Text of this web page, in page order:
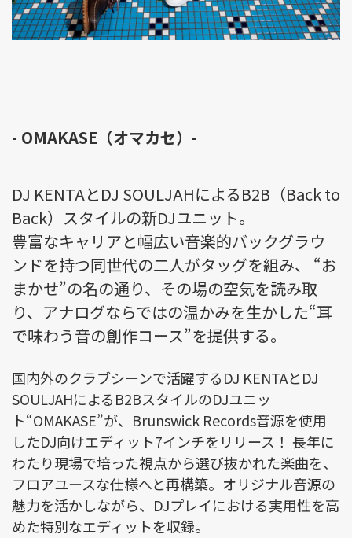
- OMAKASE（オマカセ）-
DJ KENTAとDJ SOULJAHによるB2B（Back to
Back）スタイルの新DJユニット。
豊富なキャリアと幅広い音楽的バックグラウ
ンドを持つ同世代の二人がタッグを組み、 “お
まかせ”の名の通り、その場の空気を読み取
り、アナログならではの温かみを生かした“耳
で味わう音の創作コース”を提供する。
国内外のクラブシーンで活躍するDJ KENTAとDJ
SOULJAHによるB2BスタイルのDJユニッ
ト“OMAKASE”が、Brunswick Records音源を使用
したDJ向けエディット7インチをリリース！ 長年に
わたり現場で培った視点から選び抜かれた楽曲を、
フロアユースな仕様へと再構築。オリジナル音源の
魅力を活かしながら、DJプレイにおける実用性を高
めた特別なエディットを収録。